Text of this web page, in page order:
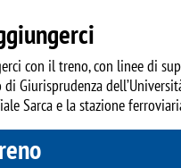
con il treno, con linee di
Giurisprudenza
Sarca e la stazione